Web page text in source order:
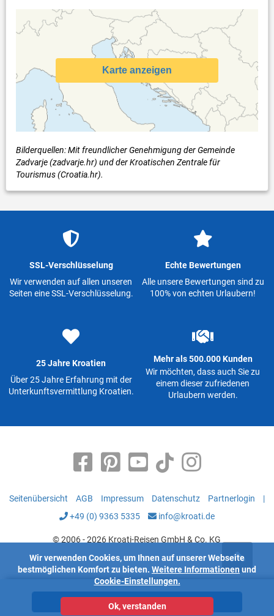
Karte anzeigen
Bilderquellen: Mit freundlicher Genehmigung der Gemeinde
Zadvarje (zadvarje.hr) und der Kroatischen Zentrale für
Tourismus (Croatia.hr).
Unterkünfte
SSL-Verschlüsselung
Wir verwenden auf allen unseren
Seiten eine SSL-Verschlüsselung.
Echte Bewertungen
Alle unsere Bewertungen sind zu
100% von echten Urlaubern!
25 Jahre Kroatien
Über 25 Jahre Erfahrung mit der
Unterkunftsvermittlung Kroatien.
Mehr als 500.000 Kunden
Wir möchten, dass auch Sie zu
einem dieser zufriedenen
Urlaubern werden.
Seitenübersicht AGB Impressum Datenschutz Partnerlogin
|
+49 (0) 9363 5335
info@kroati.de
© 2006 - 2026 Kroati-Reisen GmbH & Co. KG
Wir verwenden Cookies, um Ihnen auf unserer Webseite
bestmöglichen Komfort zu bieten. Weitere Informationen und
Cookie-Einstellungen.
Ok, verstanden